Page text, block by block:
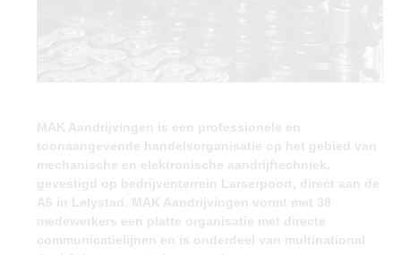
MAK Aandrijvingen is een professionele en
toonaangevende handelsorganisatie op het gebied van
mechanische en elektronische aandrijftechniek,
gevestigd op bedrijventerrein Larserpoort, direct aan de
A6 in Lelystad. MAK Aandrijvingen vormt met 38
medewerkers een platte organisatie met directe
communicatielijnen en is onderdeel van multinational